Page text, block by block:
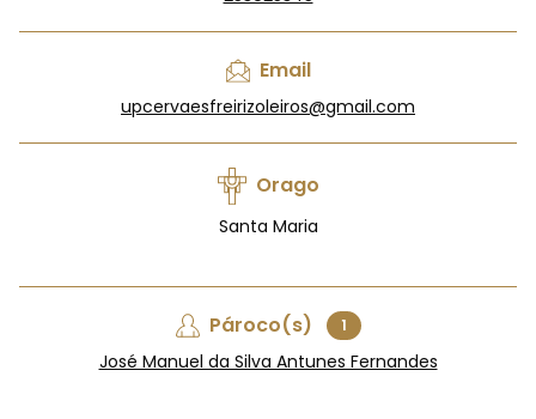
Email
upcervaesfreirizoleiros@gmail.com
Orago
Santa Maria
Pároco(s) 1
José Manuel da Silva Antunes Fernandes